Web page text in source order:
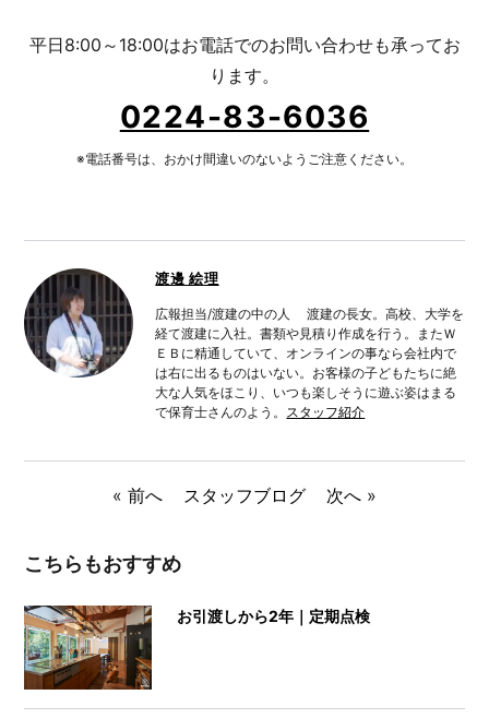
平日8:00～18:00はお電話でのお問い合わせも承ってお
ります。
0224-83-6036
※電話番号は、おかけ間違いのないようご注意ください。
渡邊 絵理
広報担当/渡建の中の人 渡建の長女。高校、大学を
経て渡建に入社。書類や見積り作成を行う。またＷ
ＥＢに精通していて、オンラインの事なら会社内で
は右に出るものはいない。お客様の子どもたちに絶
大な人気をほこり、いつも楽しそうに遊ぶ姿はまる
で保育士さんのよう。
スタッフ紹介
« 前へ スタッフブログ 次へ »
こちらもおすすめ
お引渡しから2年｜定期点検